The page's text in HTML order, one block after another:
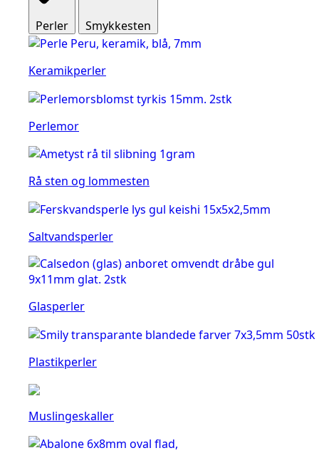
Perler Smykkesten
Keramikperler
Perlemor
Rå sten og lommesten
Saltvandsperler
Glasperler
Plastikperler
Muslingeskaller